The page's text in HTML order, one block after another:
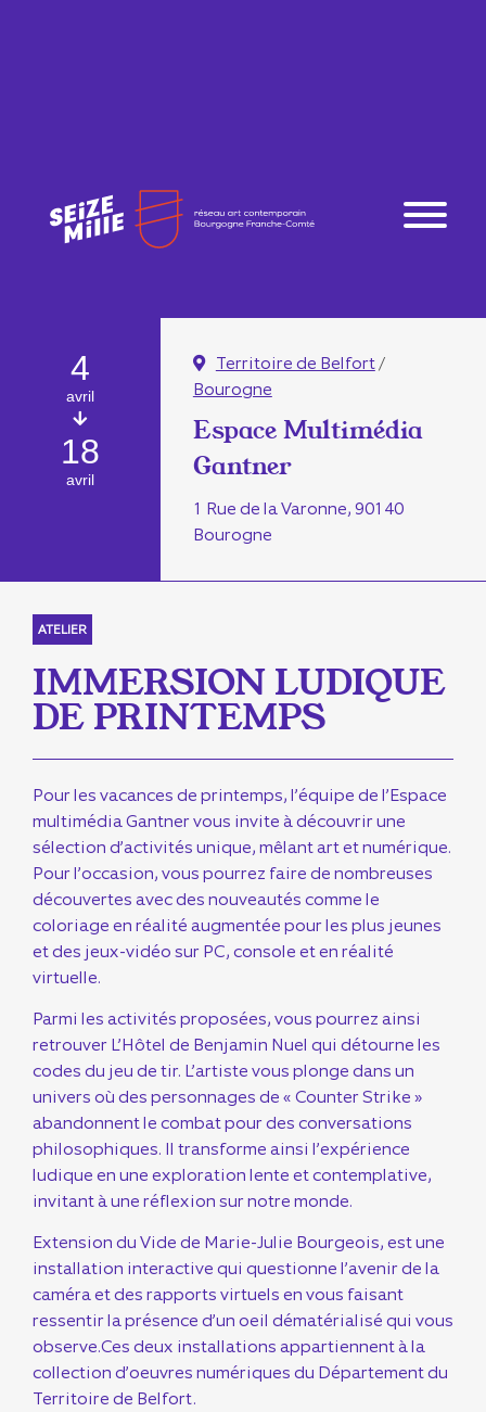
4
avril
18
avril
Territoire de Belfort/
Bourogne
Espace Multimédia
Gantner
1 Rue de la Varonne, 90140
Bourogne
ATELIER
IMMERSION LUDIQUE
DE PRINTEMPS
Pour les vacances de printemps, l’équipe de l’Espace
multimédia Gantner vous invite à découvrir une
sélection d’activités unique, mêlant art et numérique.
Pour l’occasion, vous pourrez faire de nombreuses
découvertes avec des nouveautés comme le
coloriage en réalité augmentée pour les plus jeunes
et des jeux-vidéo sur PC, console et en réalité
virtuelle.
Parmi les activités proposées, vous pourrez ainsi
retrouver L’Hôtel de Benjamin Nuel qui détourne les
codes du jeu de tir. L’artiste vous plonge dans un
univers où des personnages de « Counter Strike »
abandonnent le combat pour des conversations
philosophiques. Il transforme ainsi l’expérience
ludique en une exploration lente et contemplative,
invitant à une réflexion sur notre monde.
Extension du Vide de Marie-Julie Bourgeois, est une
installation interactive qui questionne l’avenir de la
caméra et des rapports virtuels en vous faisant
ressentir la présence d’un oeil dématérialisé qui vous
observe.Ces deux installations appartiennent à la
collection d’oeuvres numériques du Département du
Territoire de Belfort.